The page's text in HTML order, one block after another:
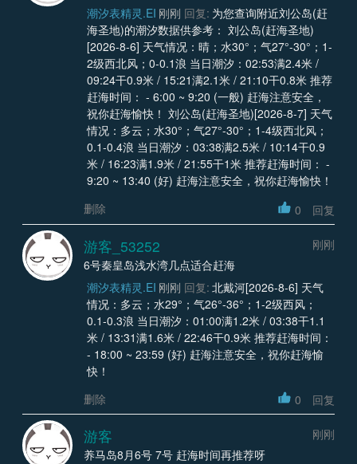
潮汐表精灵.EI 刚刚 回复: 为您查询附近刘公岛(赶
海圣地)的潮汐数据供参考： 刘公岛(赶海圣地)
[2026-8-6] 天气情况：晴；水30°；气27°-30°；1-
2级西北风；0-0.1浪 当日潮汐：02:53满2.4米 /
09:24干0.9米 / 15:21满2.1米 / 21:10干0.8米 推荐
赶海时间： - 6:00 ~ 9:20 (一般) 赶海注意安全，
祝你赶海愉快！ 刘公岛(赶海圣地)[2026-8-7] 天气
情况：多云；水30°；气27°-30°；1-4级西北风；
0.1-0.4浪 当日潮汐：03:38满2.5米 / 10:14干0.9
米 / 16:23满1.9米 / 21:55干1米 推荐赶海时间： -
9:20 ~ 13:40 (好) 赶海注意安全，祝你赶海愉快！
删除
0 回复
游客_53252
刚刚
6号秦皇岛浅水湾几点适合赶海
潮汐表精灵.EI 刚刚 回复: 北戴河[2026-8-6] 天气
情况：多云；水29°；气26°-36°；1-2级西风；
0.1-0.3浪 当日潮汐：01:00满1.2米 / 03:38干1.1
米 / 13:31满1.6米 / 22:46干0.9米 推荐赶海时间：
- 18:00 ~ 23:59 (好) 赶海注意安全，祝你赶海愉
快！
删除
0 回复
游客
刚刚
养马岛8月6号 7号 赶海时间再推荐呀